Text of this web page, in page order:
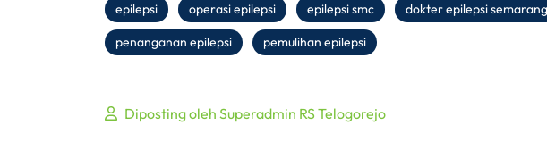
epilepsi operasi epilepsi epilepsi smc dokter epilepsi semarang
penanganan epilepsi pemulihan epilepsi
Diposting oleh Superadmin RS Telogorejo